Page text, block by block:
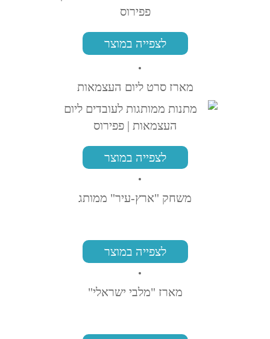
לצפייה במוצר
מארז סרט ליום העצמאות
לצפייה במוצר
משחק "ארץ-עיר" ממותג
לצפייה במוצר
מארז "מלבי ישראלי"